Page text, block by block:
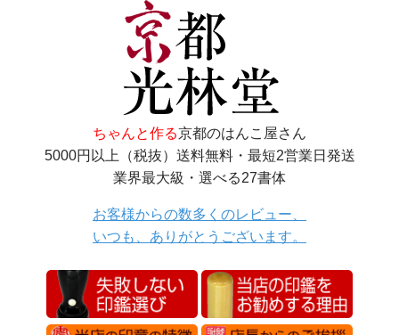
ちゃんと作る京都のはんこ屋さん
5000円以上（税抜）送料無料・最短2営業日発送
業界最大級・選べる27書体
お客様からの数多くのレビュー、
いつも、ありがとうございます。